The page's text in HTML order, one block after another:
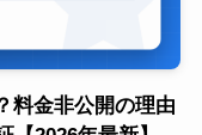
料金非公開の理由